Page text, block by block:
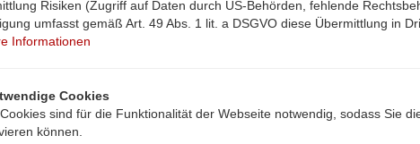
Risiken (Zugriff auf Daten durch US-Behörden, fehlende
umfasst gemäß Art. 49 Abs. 1 lit. a DSGVO diese Übermittlung in
Informationen
Cookies
sind für die Funktionalität der Webseite notwendig, sodass Sie
können.